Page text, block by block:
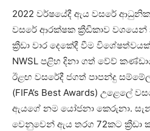
2022 වර්ෂයේදී ඇය වසරේ ආධුනික
වසරේ ආරක්ෂක ක්‍රීඩිකාව
ක්‍රීඩා වාර දෙකේදී වීම
NWSL පළිහ දිනා ගත් වේව්
ඊළඟ වසරේදී ජගත් පාපන්දු
(FIFA’s Best Awards) උළෙලේ
ඇයගේ නම යෝජනා කෙරුනා.
වෙනුවෙන් ඇය තරග 72කට ක්‍රීඩා